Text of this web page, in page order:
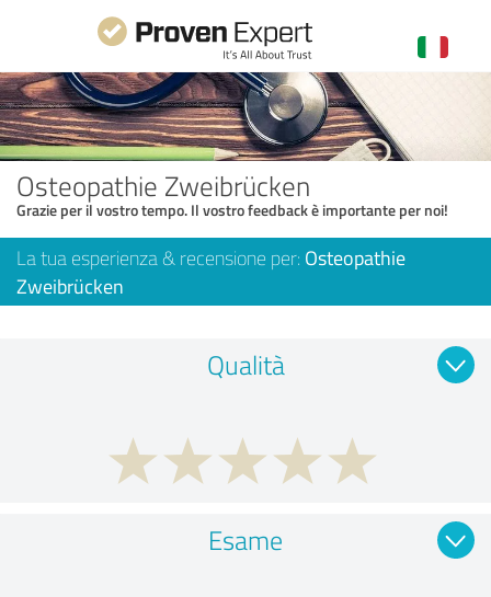
Osteopathie Zweibrücken
Grazie per il vostro tempo. Il vostro feedback è importante per noi!
La tua esperienza & recensione per: Osteopathie
Zweibrücken
Qualità
Esame